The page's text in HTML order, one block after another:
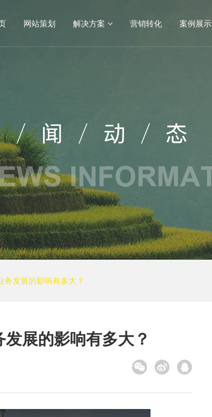
网站策划 解决方案 营销转化 案例展示
设
设
网站建设案例
生物医疗
政府单位
机械制造
IT科技
装修建筑
其他
系统平台案例
发展的影响有多大？
展的影响有多大？